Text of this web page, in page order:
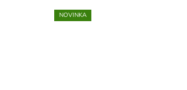
NOVINKA